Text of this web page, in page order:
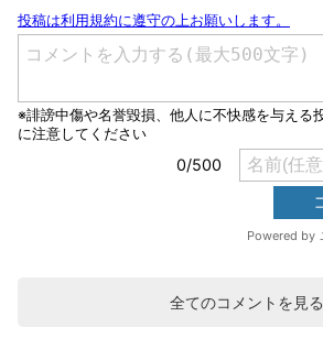
全てのコメントを見る